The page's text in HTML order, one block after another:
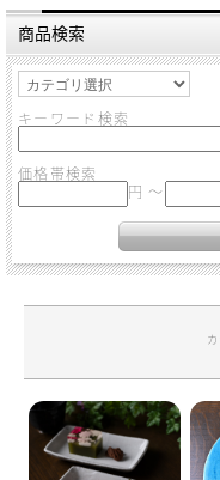
商品検索
キーワード検索
価格帯検索
円 ～